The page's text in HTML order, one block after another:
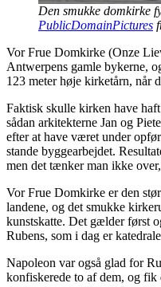
Den smukke domkirke
PublicDomainPictures
Vor Frue Domkirke (Onze
Antwerpens gamle bykerne,
123 meter høje kirketårn, når
Faktisk skulle kirken have
sådan arkitekterne Jan og
efter at have været under
stande byggearbejdet.
men det tænker man ikke
Vor Frue Domkirke er den
landene, og det smukke
kunstskatte. Det gælder først
Rubens, som i dag er
Napoleon var også glad for
konfiskerede to af dem, og